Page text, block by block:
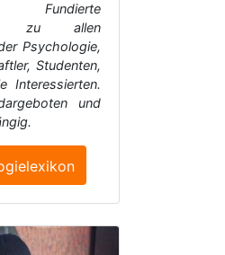
Fundierte
zu allen
Psychologie,
Studenten,
Interessierten.
und